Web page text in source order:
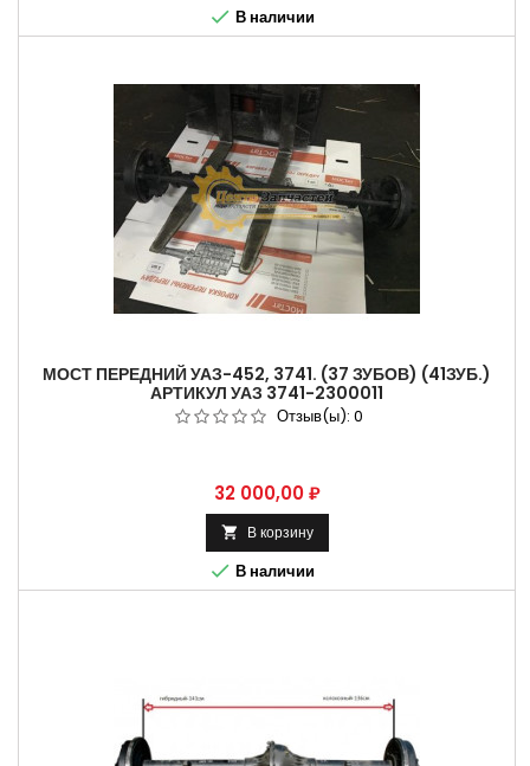
 В наличии
МОСТ ПЕРЕДНИЙ УАЗ-452, 3741. (37 ЗУБОВ) (41ЗУБ.)
АРТИКУЛ УАЗ 3741-2300011
Отзыв(ы): 0
Цена
32 000,00 ₽
 В корзину
 В наличии